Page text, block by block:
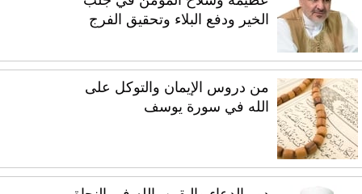
الخير ودفع البلاء وتحقيق الفرج
من دروس الإيمان والتوكل على
الله في سورة يوسف